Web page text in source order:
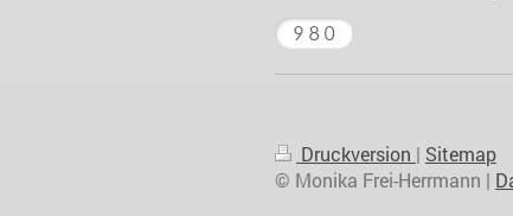
Druckversion | Sitemap
© Monika Frei-Herrmann |